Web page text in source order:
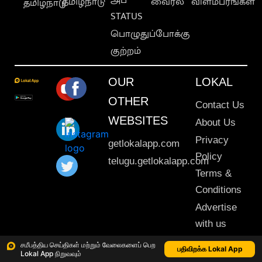
சமீபத்திய செய்திகள் மற்றும் வேலைகளைப் பெற
Lokal App நிறுவவும்
பதிவிறக்க Lokal App
STATUS
பொழுதுப்போக்கு
குற்றம்
OUR
OTHER
WEBSITES
getlokalapp.com
telugu.getlokalapp.com
LOKAL
Contact Us
About Us
Privacy
Policy
Terms &
Conditions
Advertise
with us
Sitemap
This material may not be published, transmitted, rewritten or redistributed. © 2020 Lokal App. All rights reserved.